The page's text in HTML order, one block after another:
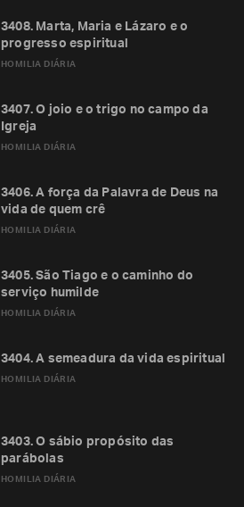
HOMILIA DIÁRIA
3408. Marta, Maria e Lázaro e o
progresso espiritual
HOMILIA DIÁRIA
3407. O joio e o trigo no campo da
Igreja
HOMILIA DIÁRIA
3406. A força da Palavra de Deus na
vida de quem crê
HOMILIA DIÁRIA
3405. São Tiago e o caminho do
serviço humilde
HOMILIA DIÁRIA
3404. A semeadura da vida espiritual
HOMILIA DIÁRIA
3403. O sábio propósito das
parábolas